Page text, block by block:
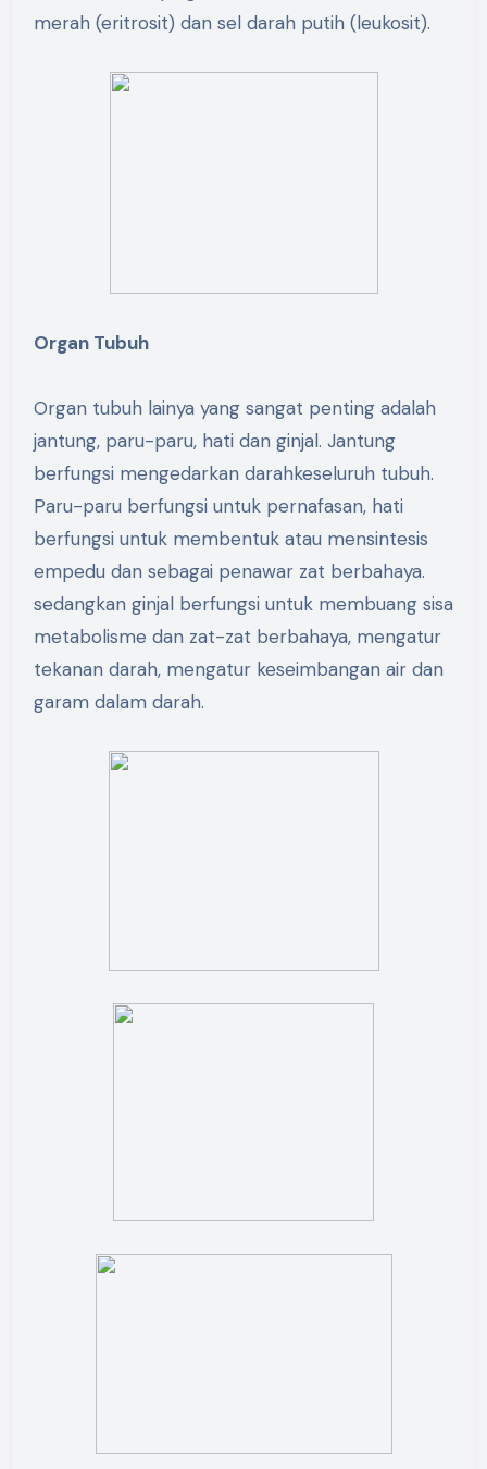
merah (eritrosit) dan sel darah putih (leukosit).
Organ Tubuh
Organ tubuh lainya yang sangat penting adalah
jantung, paru-paru, hati dan ginjal. Jantung
berfungsi mengedarkan darahkeseluruh tubuh.
Paru-paru berfungsi untuk pernafasan, hati
berfungsi untuk membentuk atau mensintesis
empedu dan sebagai penawar zat berbahaya.
sedangkan ginjal berfungsi untuk membuang sisa
metabolisme dan zat-zat berbahaya, mengatur
tekanan darah, mengatur keseimbangan air dan
garam dalam darah.